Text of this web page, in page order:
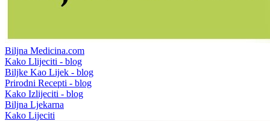
Biljna Medicina.com
Kako Llijeciti - blog
Biljke Kao Lijek - blog
Prirodni Recepti - blog
Kako Izlijeciti - blog
Biljna Ljekarna
Kako Lijeciti